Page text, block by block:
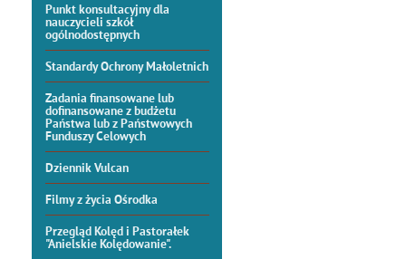
Punkt konsultacyjny dla
nauczycieli szkół
ogólnodostępnych
Standardy Ochrony Małoletnich
Zadania finansowane lub
dofinansowane z budżetu
Państwa lub z Państwowych
Funduszy Celowych
Dziennik Vulcan
Filmy z życia Ośrodka
Przegląd Kolęd i Pastorałek
"Anielskie Kolędowanie".